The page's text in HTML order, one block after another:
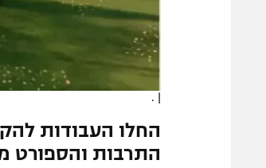
לוח דרושים – ג'ובנט
תגיות
המגזין
|
.
התרבות והספורט